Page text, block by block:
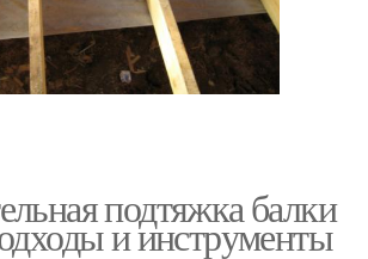
подтяжка балки
и инструменты